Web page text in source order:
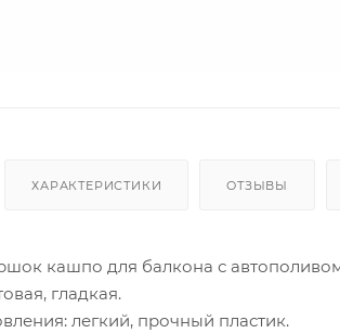
ХАРАКТЕРИСТИКИ ОТЗЫВЫ
кашпо для балкона с
гладкая.
легкий, прочный пластик.